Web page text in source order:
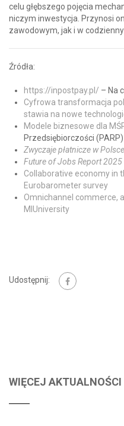
celu głębszego pojęcia
niczym inwestycja. Przynosi
zawodowym, jak i w
Źródła:
https://inpostpay.pl/ – Na
Cyfrowa transformacja
stawia na nowe
Modele biznesowe dla
Przedsiębiorczości (PARP)
Zwyczaje płatnicze w
Future of Jobs Report 2025
Collaborative economy in
Eurobarometer survey
Omnichannel commerce,
MIUniversity
Udostępnij:
WIĘCEJ AKTUALNOŚCI